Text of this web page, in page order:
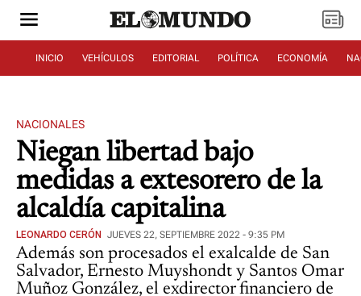
INICIO VEHÍCULOS EDITORIAL POLÍTICA ECONOMÍA
NACIONALES
Niegan libertad bajo
medidas a extesorero de la
alcaldía capitalina
LEONARDO CERÓN JUEVES 22, SEPTIEMBRE 2022 - 9:35 PM
Además son procesados el exalcalde de San
Salvador, Ernesto Muyshondt y Santos Omar
Muñoz González, el exdirector financiero de